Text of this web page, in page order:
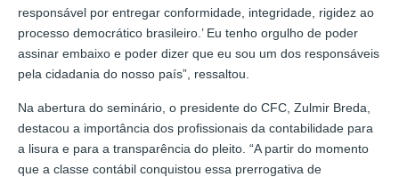
responsável por entregar conformidade, integridade, rigidez ao
processo democrático brasileiro.’ Eu tenho orgulho de poder
assinar embaixo e poder dizer que eu sou um dos responsáveis
pela cidadania do nosso país”, ressaltou.
Na abertura do seminário, o presidente do CFC, Zulmir Breda,
destacou a importância dos profissionais da contabilidade para
a lisura e para a transparência do pleito. “A partir do momento
que a classe contábil conquistou essa prerrogativa de